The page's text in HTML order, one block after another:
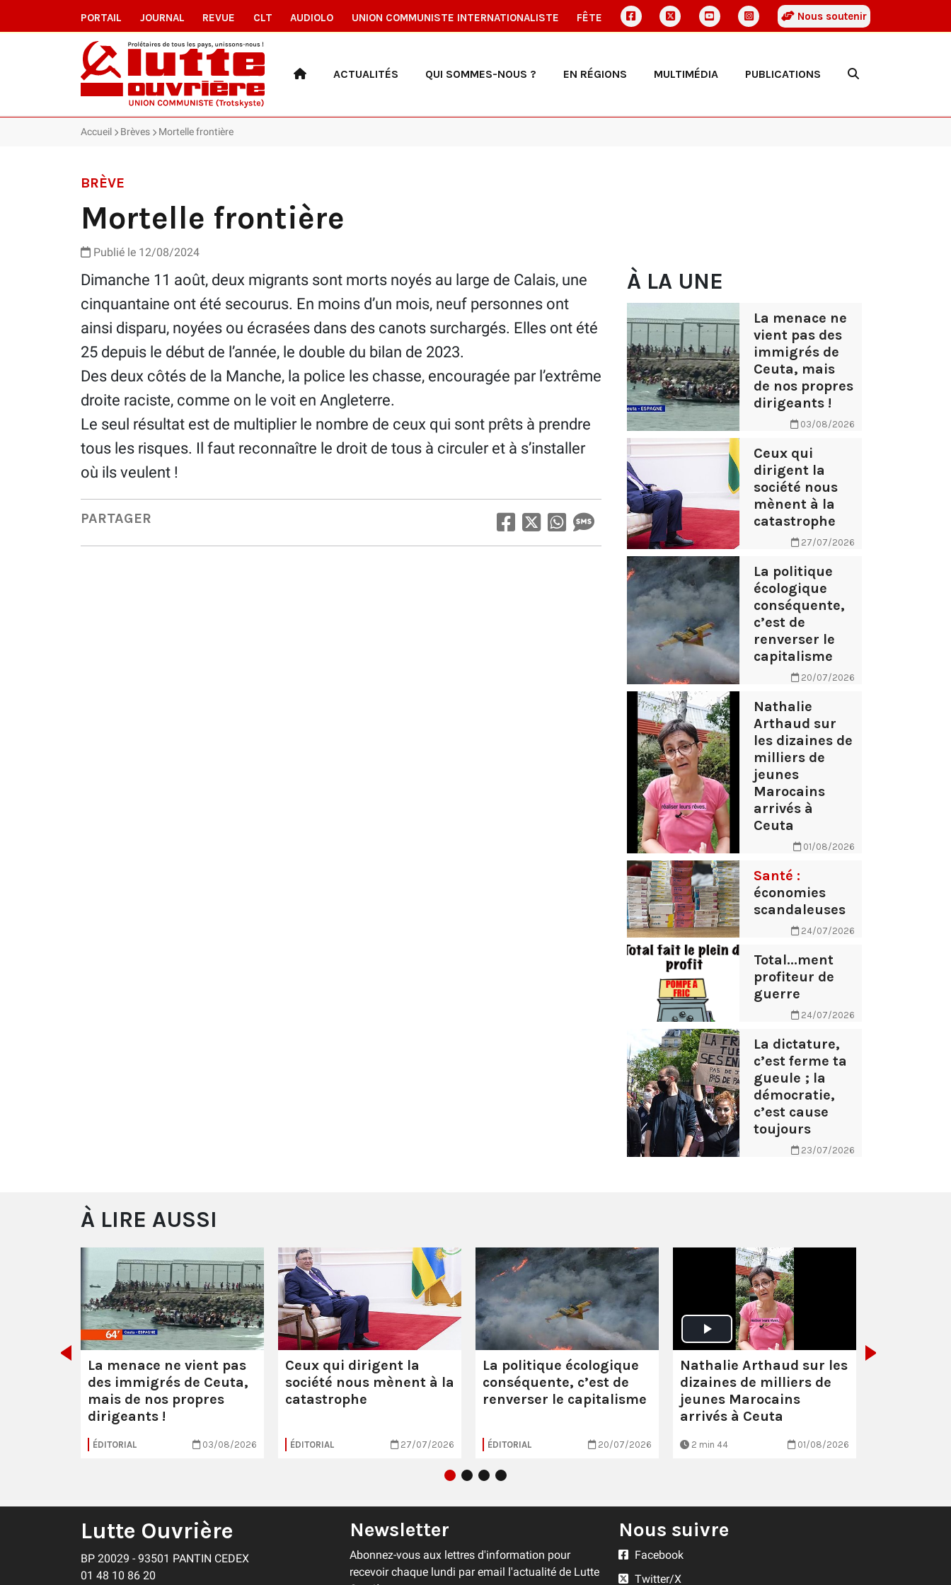
PORTAIL JOURNAL REVUE CLT AUDIOLO UNION COMMUNISTE INTERNATIONALISTE FÊTE Nous soutenir
ACTUALITÉS QUI SOMMES-NOUS ? EN RÉGIONS MULTIMÉDIA PUBLICATIONS
Accueil Brèves Mortelle frontière
BRÈVE
Mortelle frontière
Publié le 12/08/2024
Dimanche 11 août, deux migrants sont morts noyés au large de Calais, une
cinquantaine ont été secourus. En moins d’un mois, neuf personnes ont
ainsi disparu, noyées ou écrasées dans des canots surchargés. Elles ont été
25 depuis le début de l’année, le double du bilan de 2023.
Des deux côtés de la Manche, la police les chasse, encouragée par l’extrême
droite raciste, comme on le voit en Angleterre.
Le seul résultat est de multiplier le nombre de ceux qui sont prêts à prendre
tous les risques. Il faut reconnaître le droit de tous à circuler et à s’installer
où ils veulent !
PARTAGER
À LA UNE
La menace ne
vient pas des
immigrés de
Ceuta, mais
de nos propres
dirigeants !
03/08/2026
Ceux qui
dirigent la
société nous
mènent à la
catastrophe
27/07/2026
La politique
écologique
conséquente,
c’est de
renverser le
capitalisme
20/07/2026
Nathalie
Arthaud sur
les dizaines de
milliers de
jeunes
Marocains
arrivés à
Ceuta
01/08/2026
Santé :
économies
scandaleuses
24/07/2026
Total...ment
profiteur de
guerre
24/07/2026
La dictature,
c’est ferme ta
gueule ; la
démocratie,
c’est cause
toujours
23/07/2026
À LIRE AUSSI
La menace ne vient pas
des immigrés de Ceuta,
mais de nos propres
dirigeants !
ÉDITORIAL 03/08/2026
Ceux qui dirigent la
société nous mènent à la
catastrophe
ÉDITORIAL 27/07/2026
La politique écologique
conséquente, c’est de
renverser le capitalisme
ÉDITORIAL 20/07/2026
Nathalie Arthaud sur les
dizaines de milliers de
jeunes Marocains
arrivés à Ceuta
2 min 44 01/08/2026
Lutte Ouvrière
BP 20029 - 93501 PANTIN CEDEX
01 48 10 86 20
Newsletter
Abonnez-vous aux lettres d'information pour
recevoir chaque lundi par email l'actualité de Lutte
Nous suivre
Facebook
Twitter/X